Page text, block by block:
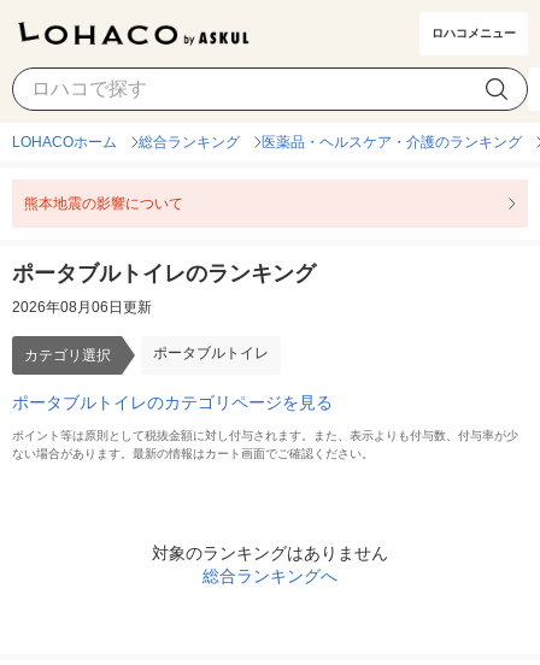
ロハコメニュー
ポータブルトイレ カテゴリ選択
LOHACOホーム 総合ランキング 医薬品・ヘルスケア・介護のランキング
熊本地震の影響について
ポータブルトイレのランキング
2026年08月06日更新
カテゴリ選択 ポータブルトイレ
ポータブルトイレのカテゴリページを見る
ポイント等は原則として税抜金額に対し付与されます。また、表示よりも付与数、付与率が少
ない場合があります。最新の情報はカート画面でご確認ください。
対象のランキングはありません
総合ランキングへ